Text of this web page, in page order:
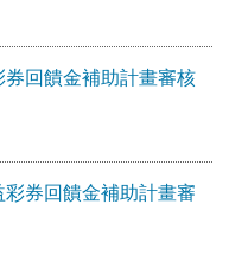
回饋金補助計畫審核
券回饋金補助計畫審